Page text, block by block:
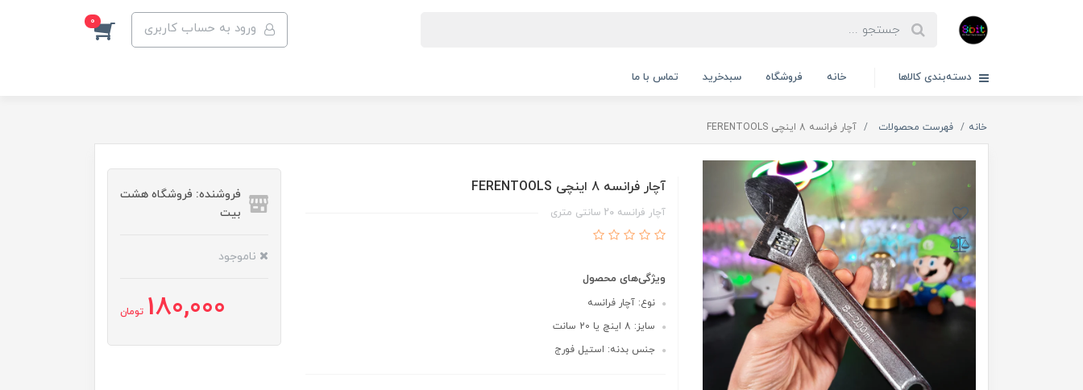
ورود به حساب کاربری 0
دسته‌بندی کالاها خانه فروشگاه سبدخرید تماس با ما
خانه فهرست محصولات آچار فرانسه 8 اینچی FERENTOOLS
آچار فرانسه 8 اینچی FERENTOOLS
آچار فرانسه 20 سانتی متری
ویژگی‌های محصول
نوع: آچار فرانسه
سایز: 8 اینچ یا 20 سانت
جنس بدنه: استیل فورج
فروشنده: فروشگاه هشت
بیت
ناموجود
180,000 تومان